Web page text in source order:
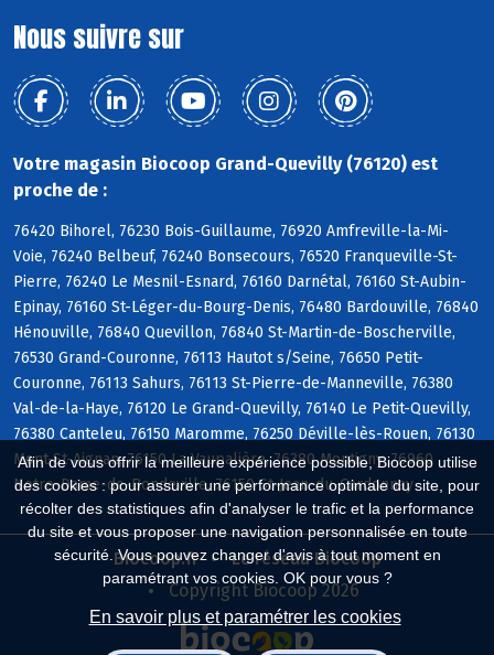
Afin de vous offrir la meilleure expérience possible, Biocoop utilise
des cookies : pour assurer une performance optimale du site, pour
récolter des statistiques afin d'analyser le trafic et la performance
du site et vous proposer une navigation personnalisée en toute
sécurité. Vous pouvez changer d'avis à tout moment en
paramétrant vos cookies. OK pour vous ?
En savoir plus et paramétrer les cookies
Nous suivre sur
Votre magasin Biocoop Grand-Quevilly (76120) est
proche de :
76420 Bihorel, 76230 Bois-Guillaume, 76920 Amfreville-la-Mi-
Voie, 76240 Belbeuf, 76240 Bonsecours, 76520 Franqueville-St-
Pierre, 76240 Le Mesnil-Esnard, 76160 Darnétal, 76160 St-Aubin-
Epinay, 76160 St-Léger-du-Bourg-Denis, 76480 Bardouville, 76840
Hénouville, 76840 Quevillon, 76840 St-Martin-de-Boscherville,
76530 Grand-Couronne, 76113 Hautot s/Seine, 76650 Petit-
Couronne, 76113 Sahurs, 76113 St-Pierre-de-Manneville, 76380
Val-de-la-Haye, 76120 Le Grand-Quevilly, 76140 Le Petit-Quevilly,
76380 Canteleu, 76150 Maromme, 76250 Déville-lès-Rouen, 76130
Mont-St-Aignan, 76150 La Vaupalière, 76380 Montigny, 76960
Notre-Dame-de-Bondeville, 76150 St-Jean-du-Cardonnay
Biocoop.fr
Le réseau Biocoop
Copyright Biocoop 2026